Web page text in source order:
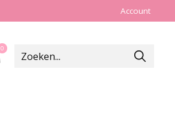
Account
0items